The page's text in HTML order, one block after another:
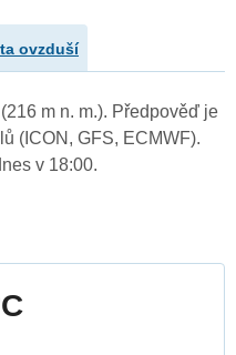
ovzduší
m n. m.). Předpověď je
(ICON, GFS, ECMWF).
v 18:00.